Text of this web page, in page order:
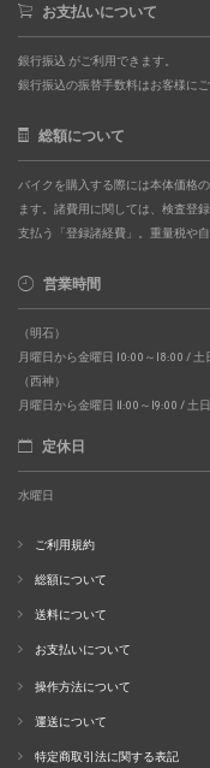
お支払いについて
銀行振込 がご利用できます。
銀行振込の振替手数料はお客様に
総額について
バイクを購入する際には本体価格
ます。諸費用に関しては、検査登
支払う「登録諸経費」。重量税や
営業時間
（明石）
月曜日から金曜日 10:00～18:00 / 土
（西神）
月曜日から金曜日 11:00～19:00 / 土
定休日
水曜日
ご利用規約
総額について
送料について
お支払いについて
操作方法について
運送について
特定商取引法に関する表記